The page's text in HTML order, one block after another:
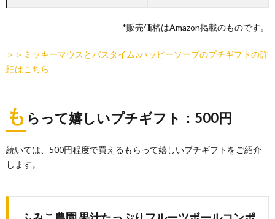
*販売価格はAmazon掲載のものです。
＞＞ミッキーマウスとバスタイム♪ハッピーソープのプチギフトの詳
細はこちら
も らって嬉しいプチギフト：500円
続いては、500円程度で買えるもらって嬉しいプチギフトをご紹介
します。